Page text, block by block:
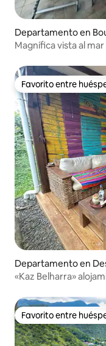
Departamento en
Magnífica vista al
Favorito entre
Favorito entre
Departamento en
«Kaz Belharra»
Favorito entre
Favorito entre